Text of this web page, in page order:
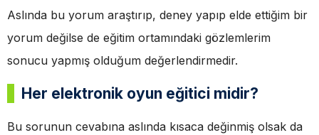
Aslında bu yorum araştırıp, deney yapıp elde ettiğim bir
yorum değilse de eğitim ortamındaki gözlemlerim
sonucu yapmış olduğum değerlendirmedir.
Her elektronik oyun eğitici midir?
Bu sorunun cevabına aslında kısaca değinmiş olsak da